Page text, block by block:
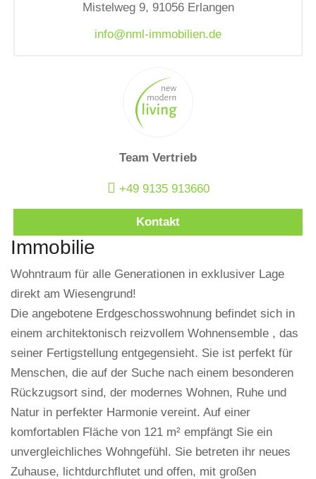
Mistelweg 9, 91056 Erlangen
info@nml-immobilien.de
Team Vertrieb
+49 9135 913660
Kontakt
Immobilie
Wohntraum für alle Generationen in exklusiver Lage
direkt am Wiesengrund!
Die angebotene Erdgeschosswohnung befindet sich in
einem architektonisch reizvollem Wohnensemble , das
seiner Fertigstellung entgegensieht. Sie ist perfekt für
Menschen, die auf der Suche nach einem besonderen
Rückzugsort sind, der modernes Wohnen, Ruhe und
Natur in perfekter Harmonie vereint. Auf einer
komfortablen Fläche von 121 m² empfängt Sie ein
unvergleichliches Wohngefühl. Sie betreten ihr neues
Zuhause, lichtdurchflutet und offen, mit großen